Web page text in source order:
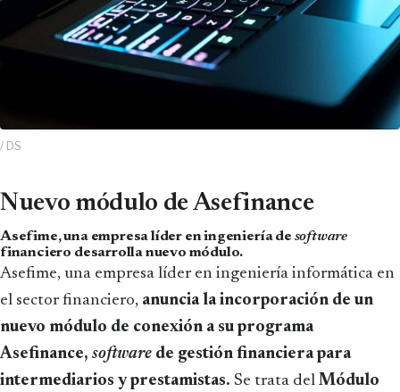
/ DS
Nuevo módulo de Asefinance
Asefime, una empresa líder en ingeniería de software
financiero desarrolla nuevo módulo.
Asefime, una empresa líder en ingeniería informática en
el sector financiero, anuncia la incorporación de un
nuevo módulo de conexión a su programa
Asefinance, software de gestión financiera para
intermediarios y prestamistas. Se trata del Módulo